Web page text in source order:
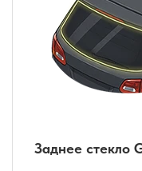
Заднее стекло